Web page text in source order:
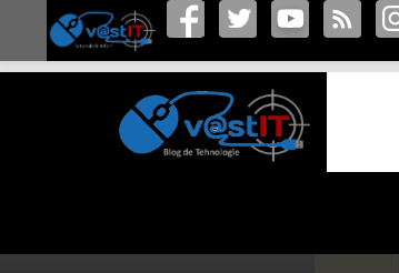
vastIT.ro
Blog de Tehnologie